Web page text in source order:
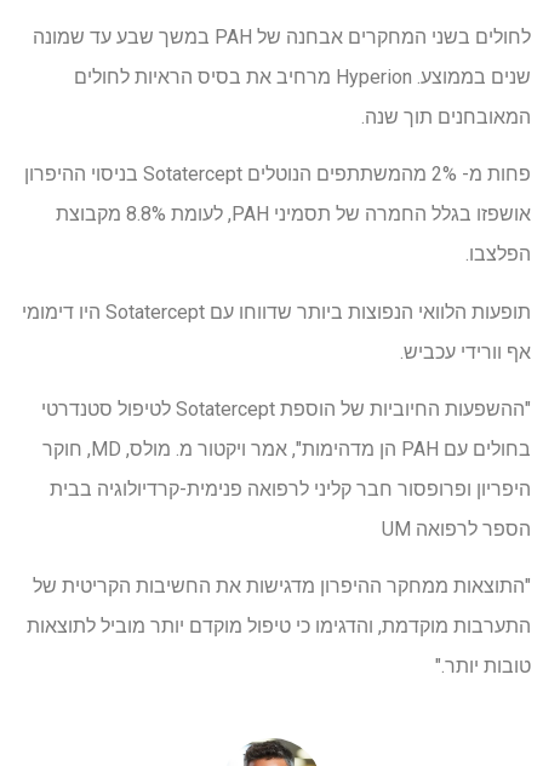
לחולים בשני המחקרים אבחנה של PAH במשך שבע עד שמונה
שנים בממוצע. Hyperion מרחיב את בסיס הראיות לחולים
המאובחנים תוך שנה.
פחות מ- 2% מהמשתתפים הנוטלים Sotatercept בניסוי ההיפרון
אושפזו בגלל החמרה של תסמיני PAH, לעומת 8.8% מקבוצת
הפלצבו.
תופעות הלוואי הנפוצות ביותר שדווחו עם Sotatercept היו דימומי
אף וורידי עכביש.
"ההשפעות החיוביות של הוספת Sotatercept לטיפול סטנדרטי
בחולים עם PAH הן מדהימות", אמר ויקטור מ. מולס, MD, חוקר
היפריון ופרופסור חבר קליני לרפואה פנימית-קרדיולוגיה בבית
הספר לרפואה UM
"התוצאות ממחקר ההיפרון מדגישות את החשיבות הקריטית של
התערבות מוקדמת, והדגימו כי טיפול מוקדם יותר מוביל לתוצאות
טובות יותר."